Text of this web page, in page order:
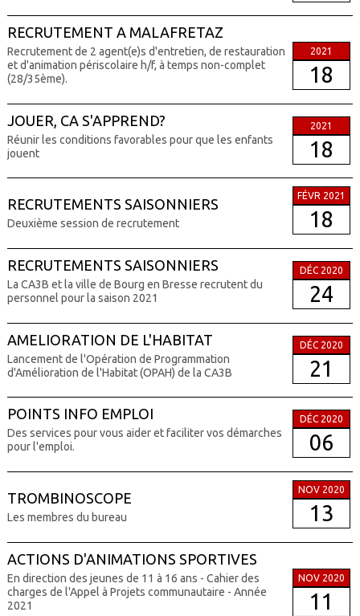
RECRUTEMENT A MALAFRETAZ
Recrutement de 2 agent(e)s d'entretien, de restauration
et d'animation périscolaire h/f, à temps non-complet
(28/35ème).
2021
18
JOUER, CA S'APPREND?
Réunir les conditions favorables pour que les enfants
jouent
2021
18
RECRUTEMENTS SAISONNIERS
Deuxième session de recrutement
FÉVR 2021
18
RECRUTEMENTS SAISONNIERS
La CA3B et la ville de Bourg en Bresse recrutent du
personnel pour la saison 2021
DÉC 2020
24
AMELIORATION DE L'HABITAT
Lancement de l'Opération de Programmation
d'Amélioration de l'Habitat (OPAH) de la CA3B
DÉC 2020
21
POINTS INFO EMPLOI
Des services pour vous aider et faciliter vos démarches
pour l'emploi.
DÉC 2020
06
TROMBINOSCOPE
Les membres du bureau
NOV 2020
13
ACTIONS D'ANIMATIONS SPORTIVES
En direction des jeunes de 11 à 16 ans - Cahier des
charges de l'Appel à Projets communautaire - Année
2021
NOV 2020
11